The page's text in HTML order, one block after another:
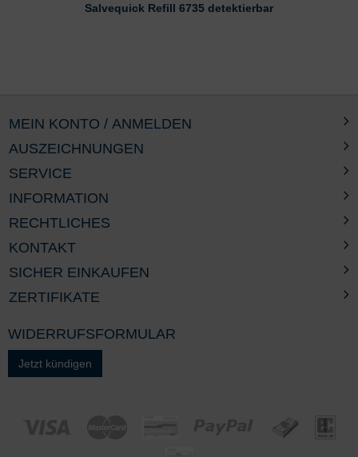
Salvequick Refill 6735 detektierbar
AUSZEICHNUNGEN
SERVICE
INFORMATION
RECHTLICHES
MEIN KONTO / ANMELDEN
KONTAKT
SICHER EINKAUFEN
ZERTIFIKATE
WIDERRUFSFORMULAR
Jetzt kündigen